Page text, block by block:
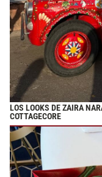
LOS LOOKS DE ZAIRA
COTTAGECORE